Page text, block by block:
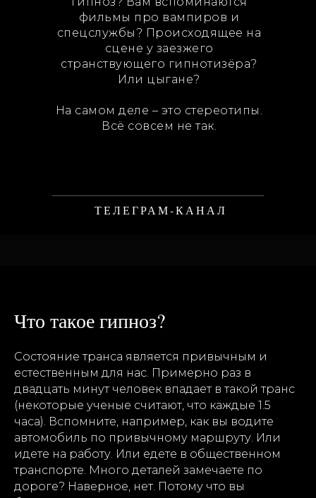
фильмы про вампиров и
спецслужбы? Происходящее на
сцене у заезжего
странствующего гипнотизёра?
Или цыгане?
На самом деле – это стереотипы.
Всё совсем не так.
ТЕЛЕГРАМ-КАНАЛ
Что такое гипноз?
Состояние транса является привычным и
естественным для нас. Примерно раз в
двадцать минут человек впадает в такой транс
(некоторые ученые считают, что каждые 1.5
часа). Вспомните, например, как вы водите
автомобиль по привычному маршруту. Или
идете на работу. Или едете в общественном
транспорте. Много деталей замечаете по
дороге? Наверное, нет. Потому что вы